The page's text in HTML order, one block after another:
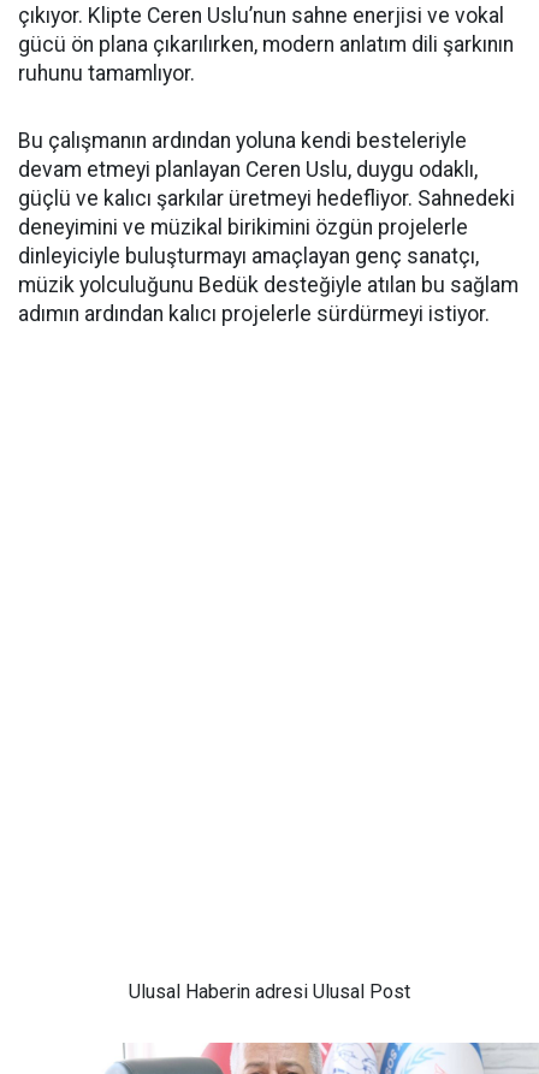
çıkıyor. Klipte Ceren Uslu’nun sahne enerjisi ve vokal
gücü ön plana çıkarılırken, modern anlatım dili şarkının
ruhunu tamamlıyor.
Bu çalışmanın ardından yoluna kendi besteleriyle
devam etmeyi planlayan Ceren Uslu, duygu odaklı,
güçlü ve kalıcı şarkılar üretmeyi hedefliyor. Sahnedeki
deneyimini ve müzikal birikimini özgün projelerle
dinleyiciyle buluşturmayı amaçlayan genç sanatçı,
müzik yolculuğunu Bedük desteğiyle atılan bu sağlam
adımın ardından kalıcı projelerle sürdürmeyi istiyor.
Ulusal Haberin adresi Ulusal Post